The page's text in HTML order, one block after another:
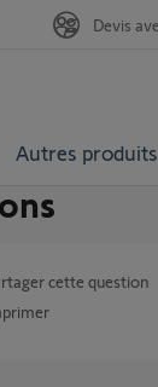
Autres produits
Devis
cette question